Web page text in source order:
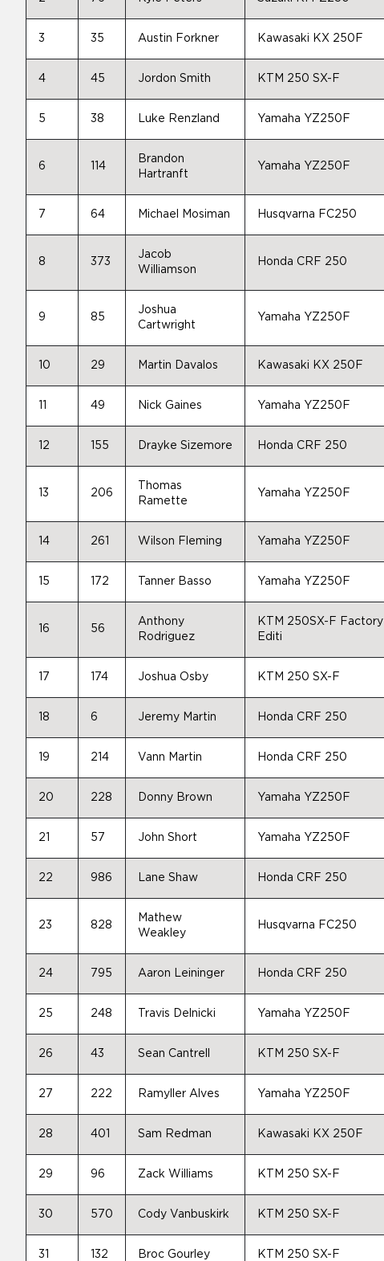
3 35 Austin Forkner Kawasaki KX 250F
4 45 Jordon Smith KTM 250 SX-F
5 38 Luke Renzland Yamaha YZ250F
6 114
Brandon
Hartranft
Yamaha YZ250F
7 64 Michael Mosiman Husqvarna FC250
8 373
Jacob
Williamson
Honda CRF 250
9 85
Joshua
Cartwright
Yamaha YZ250F
10 29 Martin Davalos Kawasaki KX 250F
49 Nick Gaines Yamaha YZ250F
12 155 Drayke Sizemore Honda CRF 250
13 206
Thomas
Ramette
Yamaha YZ250F
14 261 Wilson Fleming Yamaha YZ250F
15 172 Tanner Basso Yamaha YZ250F
16 56
Anthony
Rodriguez
KTM 250SX-F Factory
Editi
17 174 Joshua Osby KTM 250 SX-F
18 6 Jeremy Martin Honda CRF 250
19 214 Vann Martin Honda CRF 250
20 228 Donny Brown Yamaha YZ250F
21 57 John Short Yamaha YZ250F
22 986 Lane Shaw Honda CRF 250
23 828
Mathew
Weakley
Husqvarna FC250
24 795 Aaron Leininger Honda CRF 250
25 248 Travis Delnicki Yamaha YZ250F
26 43 Sean Cantrell KTM 250 SX-F
27 222 Ramyller Alves Yamaha YZ250F
28 401 Sam Redman Kawasaki KX 250F
29 96 Zack Williams KTM 250 SX-F
30 570 Cody Vanbuskirk KTM 250 SX-F
31 132 Broc Gourley KTM 250 SX-F